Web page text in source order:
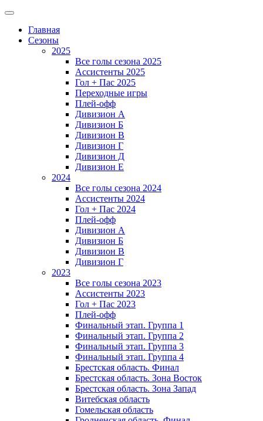
Главная
Сезоны
2025
Все голы сезона 2025
Ассистенты 2025
Гол + Пас 2025
Переходные игры
Плей-офф
Дивизион A
Дивизион Б
Дивизион В
Дивизион Г
Дивизион Д
Дивизион Е
2024
Все голы сезона 2024
Ассистенты 2024
Гол + Пас 2024
Плей-офф
Дивизион A
Дивизион Б
Дивизион В
Дивизион Г
2023
Все голы сезона 2023
Ассистенты 2023
Гол + Пас 2023
Плей-офф
Финальный этап. Группа 1
Финальный этап. Группа 2
Финальный этап. Группа 3
Финальный этап. Группа 4
Брестская область. Финал
Брестская область. Зона Восток
Брестская область. Зона Запад
Витебская область
Гомельская область